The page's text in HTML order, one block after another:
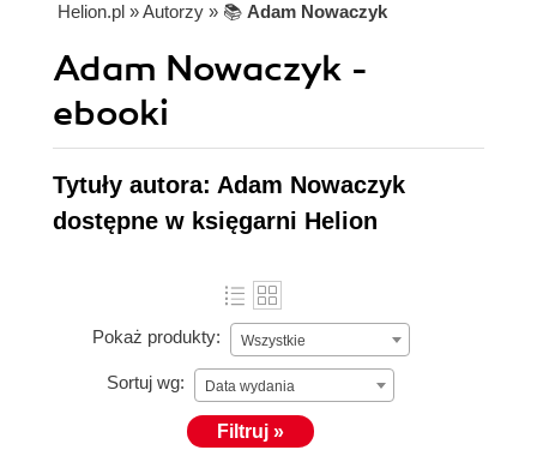
Helion.pl » Autorzy » 📚 Adam Nowaczyk
Adam Nowaczyk -
ebooki
Tytuły autora: Adam Nowaczyk
dostępne w księgarni Helion
Pokaż produkty: Wszystkie
Sortuj wg: Data wydania
Filtruj »